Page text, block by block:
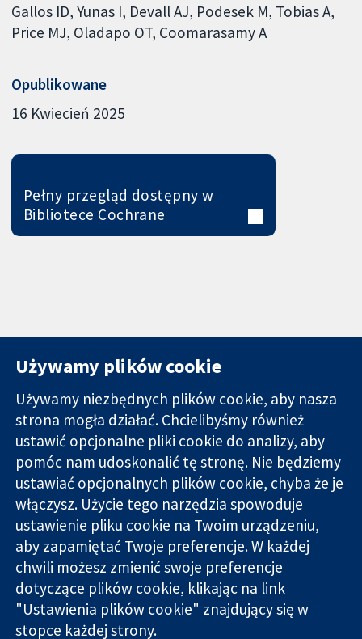
Gallos ID Yunas I Devall AJ Podesek M Tobias A
Price MJ Oladapo OT Coomarasamy A
Opublikowane
16 Kwiecień 2025
Pełny przegląd dostępny w
Bibliotece Cochrane
Wiarygodne dane
naukowe.
Świadome
decyzje.
Lepsze zdrowie.
11-13 Cavendish
Square
Londyn
W1G 0AN
Wielka Brytania
Kontakt
Nowości
Biuro
prasowe
O nas
Praca
Cochrane
Library
Cochrane Collaboration to organizacja charytatywna (nr
1045921) i spółka z ograniczoną odpowiedzialnością (nr
Używamy plików cookie
Używamy niezbędnych plików cookie, aby nasza
strona mogła działać. Chcielibyśmy również
ustawić opcjonalne pliki cookie do analizy, aby
pomóc nam udoskonalić tę stronę. Nie będziemy
ustawiać opcjonalnych plików cookie, chyba że je
włączysz. Użycie tego narzędzia spowoduje
ustawienie pliku cookie na Twoim urządzeniu,
aby zapamiętać Twoje preferencje. W każdej
chwili możesz zmienić swoje preferencje
dotyczące plików cookie, klikając na link
"Ustawienia plików cookie" znajdujący się w
stopce każdej strony.